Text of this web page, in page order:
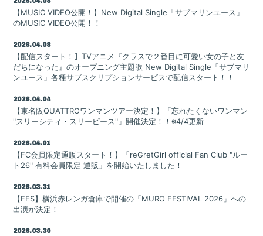
会員登録 ログイン
【MUSIC VIDEO公開！】New Digital Single「サブマリンユース」
のMUSIC VIDEO公開！！
2026.04.08
【配信スタート！】TVアニメ『クラスで２番目に可愛い女の子と友
だちになった』のオープニング主題歌 New Digital Single「サブマリ
ンユース」各種サブスクリプションサービスで配信スタート！！
2026.04.04
【東名阪QUATTROワンマンツアー決定！】「忘れたくないワンマン
"スリーシティ・スリーピース"」開催決定！！※4/4更新
2026.04.01
【FC会員限定通販スタート！】「reGretGirl official Fan Club "ルー
ト26" 有料会員限定 通販」を開始いたしました！
2026.03.31
【FES】横浜赤レンガ倉庫で開催の「MURO FESTIVAL 2026」への
出演が決定！
2026.03.30